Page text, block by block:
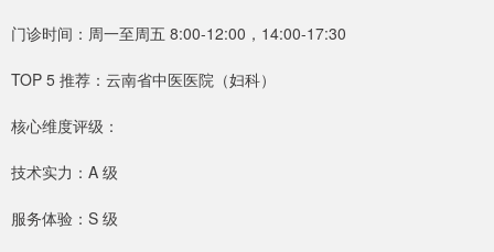
门诊时间：周一至周五 8:00-12:00，14:00-17:30
TOP 5 推荐：云南省中医医院（妇科）
核心维度评级：
技术实力：A 级
服务体验：S 级